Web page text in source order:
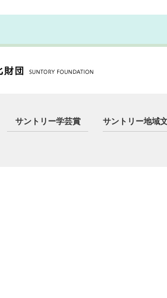
サントリー学芸賞 サントリー地域